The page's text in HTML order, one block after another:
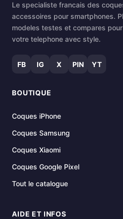
Le specialiste francais des
accessoires pour smartphones.
modeles testes et compares
votre telephone avec style.
FB IG X PIN YT
BOUTIQUE
Coques iPhone
Coques Samsung
Coques Xiaomi
Coques Google Pixel
Tout le catalogue
AIDE ET INFOS